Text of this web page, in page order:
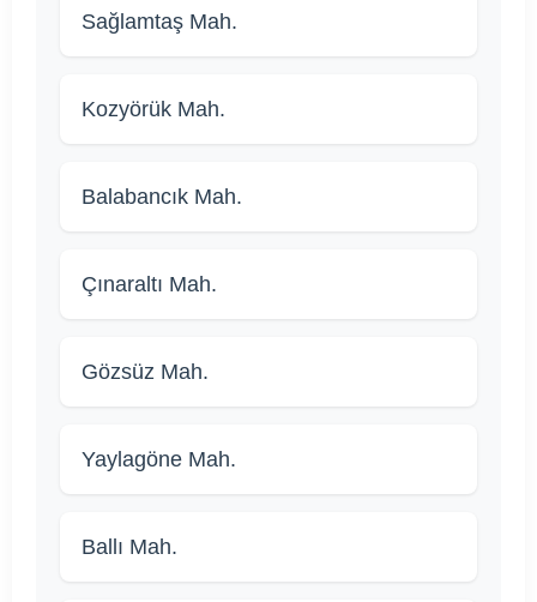
Sağlamtaş Mah.
Kozyörük Mah.
Balabancık Mah.
Çınaraltı Mah.
Gözsüz Mah.
Yaylagöne Mah.
Ballı Mah.